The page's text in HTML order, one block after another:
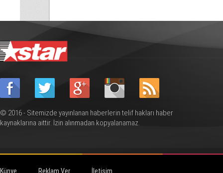
© 2016 - Sitemizde yayınlanan haberlerin telif hakları haber
kaynaklarına aittir. İzin alınmadan kopyalanamaz.
Künye Reklam Ver İletişim